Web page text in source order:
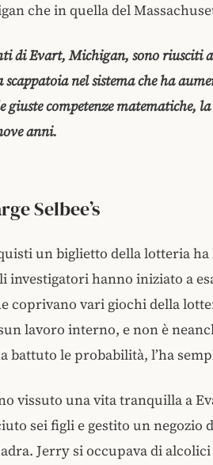
che in quella del
di Evart, Michigan, sono riusciti
nel sistema che ha
competenze matematiche,
anni.
Selbee’s
un biglietto della lotteria ha
investigatori hanno iniziato a
coprivano vari giochi della
lavoro interno, e non è
battuto le probabilità, l’ha
vissuto una vita tranquilla a
sei figli e gestito un negozio
Jerry si occupava di